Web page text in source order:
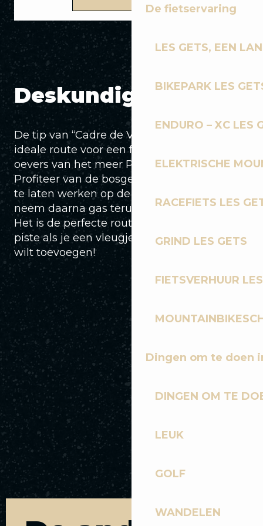
De fietservaring
LES GETS, EEN
BIKEPARK LES
ENDURO – XC LES
ELEKTRISCHE
RACEFIETS LES
GRIND LES GETS
FIETSVERHUUR
Dingen om te doen
DINGEN OM TE
LEUK
GOLF
WANDELEN
Deskundig advies
De tip van “Cadre de Vie”: De oever is de
ideale route voor een fotosessie aan de
oevers van het meer Plan du Rocher.
Profiteer van de bosgedeelten om je ogen
te laten werken op de scherpe bochten en
neem daarna gas terug op de alpenweiden.
Het is de perfecte route naar de Le Vion-net
piste als je een vleugje freestyle aan je run
wilt toevoegen!